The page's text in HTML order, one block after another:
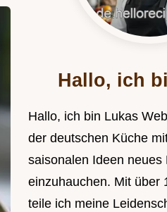
Hallo, ich
Hallo, ich bin Lukas
der deutschen Küche
saisonalen Ideen neues
einzuhauchen. Mit über
teile ich meine